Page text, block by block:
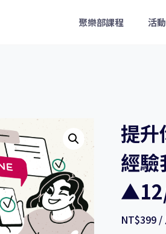
聚樂部課程 活
提升
經驗
NT$399 /